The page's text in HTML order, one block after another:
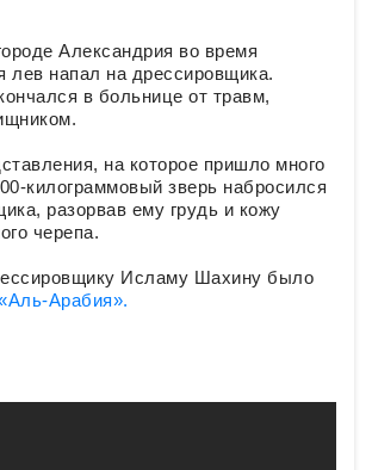
Александрия во время
лев напал на дрессировщика.
в больнице от травм,
на которое пришло много
килограммовый зверь набросился
разорвав ему грудь и кожу
черепа.
Исламу Шахину было
Арабия».